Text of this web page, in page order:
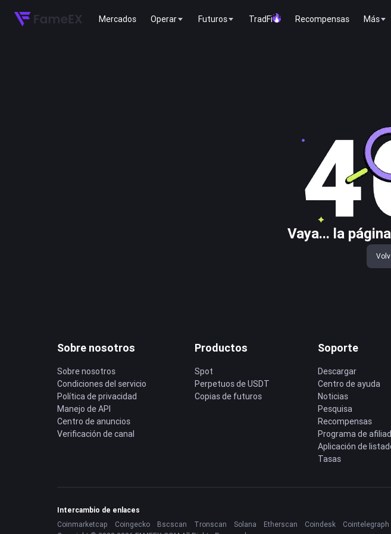
Mercados Operar Futuros TradFi Recompensas Más
Vaya... la
Sobre nosotros
Sobre nosotros
Condiciones del servicio
Política de privacidad
Manejo de API
Centro de anuncios
Verificación de canal
Productos
Spot
Perpetuos de USDT
Copias de futuros
Soporte
Descargar
Centro de ayuda
Noticias
Pesquisa
Recompensas
Programa de
Aplicación de
Tasas
Intercambio de enlaces
Coinmarketcap
Coingecko Bscscan Tronscan Solana Etherscan Coindesk Cointelegraph